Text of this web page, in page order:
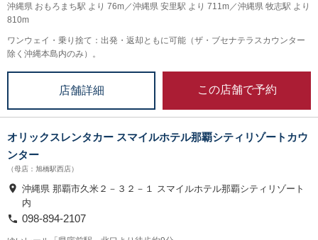
沖縄県 おもろまち駅 より 76m／沖縄県 安里駅 より 711m／沖縄県 牧志駅 より
810m
ワンウェイ・乗り捨て：出発・返却ともに可能（ザ・ブセナテラスカウンター
除く沖縄本島内のみ）。
店舗詳細 この店舗で予約
オリックスレンタカー スマイルホテル那覇シティリゾートカウ
ンター
（母店：旭橋駅西店）
沖縄県 那覇市久米２－３２－１ スマイルホテル那覇シティリゾート
内
098-894-2107